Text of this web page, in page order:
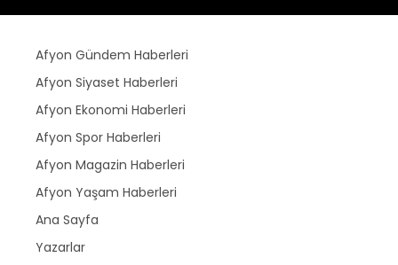
Afyon Gündem Haberleri
Afyon Siyaset Haberleri
Afyon Ekonomi Haberleri
Afyon Spor Haberleri
Afyon Magazin Haberleri
Afyon Yaşam Haberleri
Ana Sayfa
Yazarlar